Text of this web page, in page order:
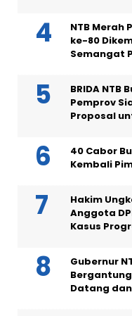
NTB Merah
ke-80
Semangat
BRIDA NTB
Pemprov
Proposal
40 Cabor
Kembali
Hakim
Anggota
Kasus
Gubernur
Datang